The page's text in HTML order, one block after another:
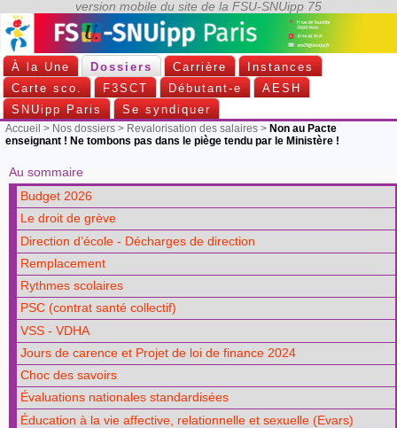
À la Une Dossiers Carrière
Instances
Carte sco.
F3SCT Débutant-e
AESH
SNUipp Paris
Se syndiquer
Accueil > Nos dossiers > Revalorisation des salaires > Non au Pacte
enseignant ! Ne tombons pas dans le piège tendu par le Ministère !
Au sommaire
Budget 2026
Le droit de grève
Direction d’école - Décharges de direction
Remplacement
Rythmes scolaires
PSC (contrat santé collectif)
VSS - VDHA
Jours de carence et Projet de loi de finance 2024
Choc des savoirs
Évaluations nationales standardisées
Éducation à la vie affective, relationnelle et sexuelle (Evars)